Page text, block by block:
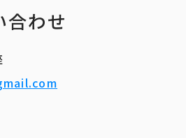
合わせ